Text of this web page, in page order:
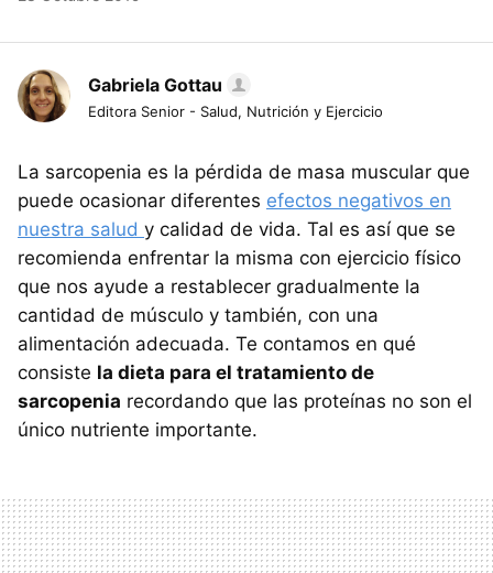
Gabriela Gottau
Editora Senior - Salud, Nutrición y Ejercicio
La sarcopenia es la pérdida de masa muscular que
puede ocasionar diferentes efectos negativos en
nuestra salud y calidad de vida. Tal es así que se
recomienda enfrentar la misma con ejercicio físico
que nos ayude a restablecer gradualmente la
cantidad de músculo y también, con una
alimentación adecuada. Te contamos en qué
consiste la dieta para el tratamiento de
sarcopenia recordando que las proteínas no son el
único nutriente importante.